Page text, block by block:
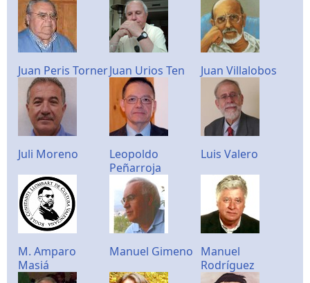
Juan Peris TornerJuan Urios Ten Juan Villalobos
Juli Moreno
Leopoldo
Peñarroja
Luis Valero
M. Amparo
Masiá
Manuel Gimeno Manuel
Rodríguez